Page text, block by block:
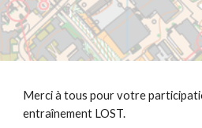
Merci à tous pour votre
entraînement LOST.